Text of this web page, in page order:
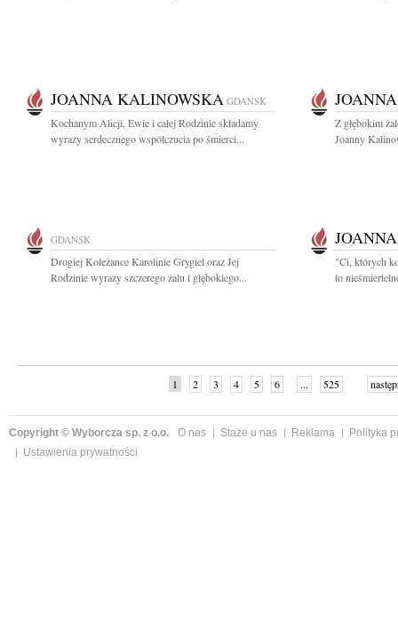
JOANNA KALINOWSKA GDAŃSK
Kochanym Alicji, Ewie i całej Rodzinie składamy
wyrazy serdecznego współczucia po śmierci...
Z głębokim
Joanny
GDAŃSK
Drogiej Koleżance Karolinie Grygiel oraz Jej
Rodzinie wyrazy szczerego żalu i głębokiego...
"Ci, których
to
1 2 3 4 5 6 ... 525
Copyright © Wyborcza sp. z o.o. O nas Staże u nas Reklama
Polityka
Ustawienia prywatności